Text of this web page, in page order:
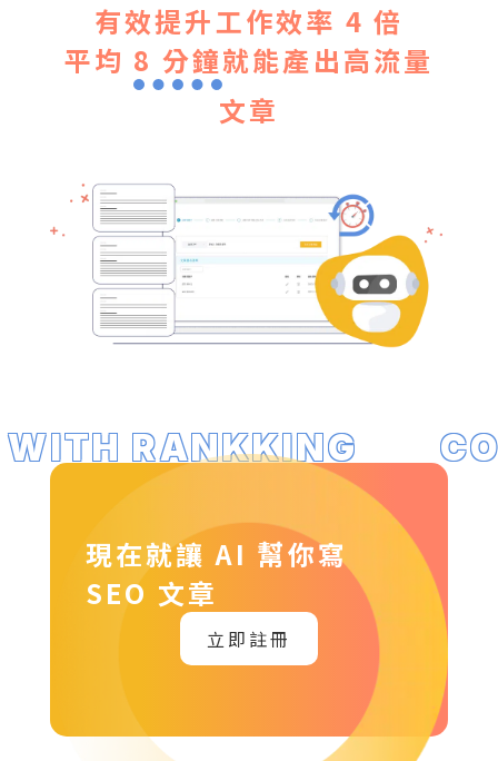
有效提升工作效率 4 倍
平均 8 分鐘就能產出高流量
文章
RANKKING
現在就讓 AI 幫你寫
SEO 文章
立即註冊